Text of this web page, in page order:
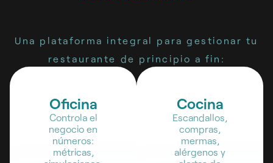
Una plataforma integral para gestionar tu
restaurante de principio a fin:
Oficina
Controla el
negocio en
números:
métricas,
Cocina
Escandallos,
compras,
mermas,
alérgenos y